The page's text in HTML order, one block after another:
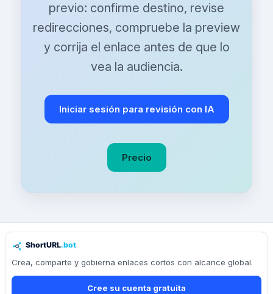
previo: confirme destino, revise
redirecciones, compruebe la preview
y corrija el enlace antes de que lo
vea la audiencia.
Iniciar sesión para revisión con IA
Precio
Crea, comparte y gobierna enlaces cortos con alcance global.
Cree su cuenta gratuita